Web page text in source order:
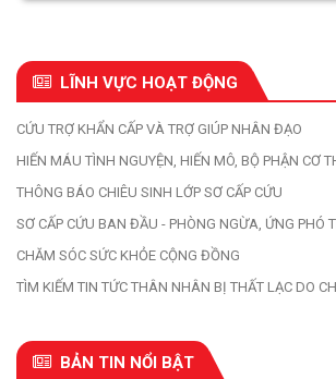
LĨNH VỰC HOẠT ĐỘNG
CỨU TRỢ KHẨN CẤP VÀ TRỢ GIÚP NHÂN ĐẠO
HIẾN MÁU TÌNH NGUYỆN, HIẾN MÔ, BỘ PHẬN CƠ
THÔNG BÁO CHIÊU SINH LỚP SƠ CẤP CỨU
SƠ CẤP CỨU BAN ĐẦU - PHÒNG NGỪA, ỨNG PHÓ
CHĂM SÓC SỨC KHỎE CỘNG ĐỒNG
TÌM KIẾM TIN TỨC THÂN NHÂN BỊ THẤT LẠC DO
BẢN TIN NỔI BẬT